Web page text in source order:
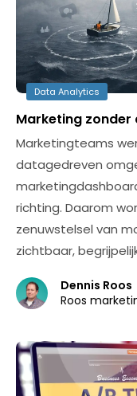
Data Analytics
Marketing
Marketingteams
datagedreven
richting. Daarom
zenuwstelsel van
zichtbaar,
Dennis Roos
Roos